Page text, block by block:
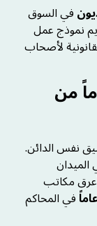
في السوق
نموذج عمل
لأصحاب
ضارب (26 عاماً من
نفس الدائن.
مكاتب
في المحاكم